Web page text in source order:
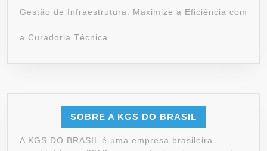
Gestão de Infraestrutura: Maximize a Eficiência com
a Curadoria Técnica
SOBRE A KGS DO BRASIL
A KGS DO BRASIL é uma empresa brasileira